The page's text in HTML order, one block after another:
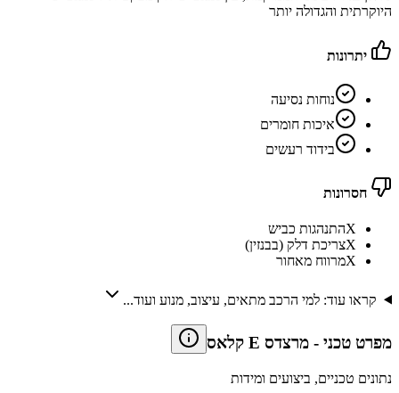
היוקרתית והגדולה יותר
יתרונות
נוחות נסיעה
איכות חומרים
בידוד רעשים
חסרונות
Xהתנהגות כביש
Xצריכת דלק (בבנזין)
Xמרווח מאחור
קראו עוד: למי הרכב מתאים, עיצוב, מנוע ועוד...
מפרט טכני - מרצדס E קלאס
נתונים טכניים, ביצועים ומידות